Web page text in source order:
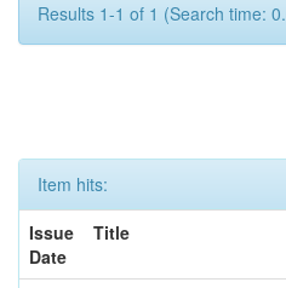
Results 1-1 of 1 (Search time:
Item hits:
Issue
Date
Title